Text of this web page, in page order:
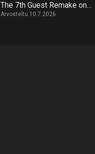
The 7th Guest Remake on onnistunut uusinta 90-luvun seikkailusta
Arvosteltu 10.7.2026